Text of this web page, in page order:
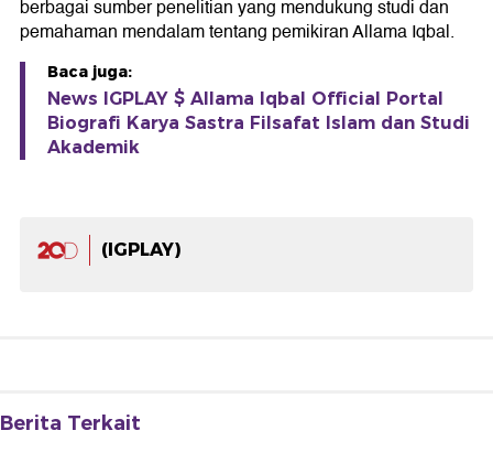
berbagai sumber penelitian yang mendukung studi dan
pemahaman mendalam tentang pemikiran Allama Iqbal.
Baca juga:
News IGPLAY $ Allama Iqbal Official Portal
Biografi Karya Sastra Filsafat Islam dan Studi
Akademik
(IGPLAY)
Berita Terkait